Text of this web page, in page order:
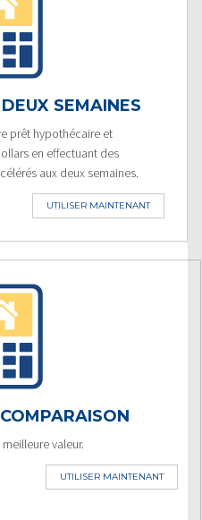
SEMAINES
prêt hypothécaire et
en effectuant des
aux deux semaines.
UTILISER MAINTENANT
valeur.
UTILISER MAINTENANT